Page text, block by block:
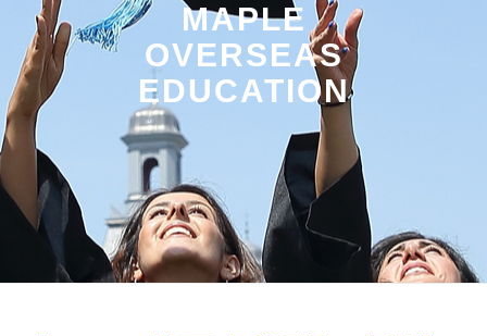
MAPLE
OVERSEAS
EDUCATION